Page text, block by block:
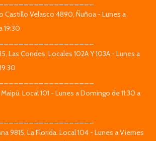
Castillo Velasco 4890, Ñuñoa - Lunes a
19:30
Las Condes. Locales 102A Y 103A - Lunes a
Local 101 - Lunes a Domingo de 11:30 a
9815, La Florida. Local 104 - Lunes a Viernes